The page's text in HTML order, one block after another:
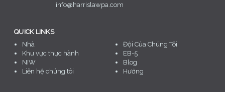
info@harrislawpa.com
QUICK LINKS
Nhà
Đội Của Chúng Tôi
Khu vực thực hành
EB-5
NIW
Blog
Liên hệ chúng tôi
Hướng